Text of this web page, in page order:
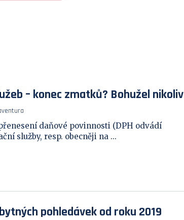
– konec zmatků? Bohužel nikoliv
daňové povinnosti (DPH odvádí
služby, resp. obecněji na ...
pohledávek od roku 2019